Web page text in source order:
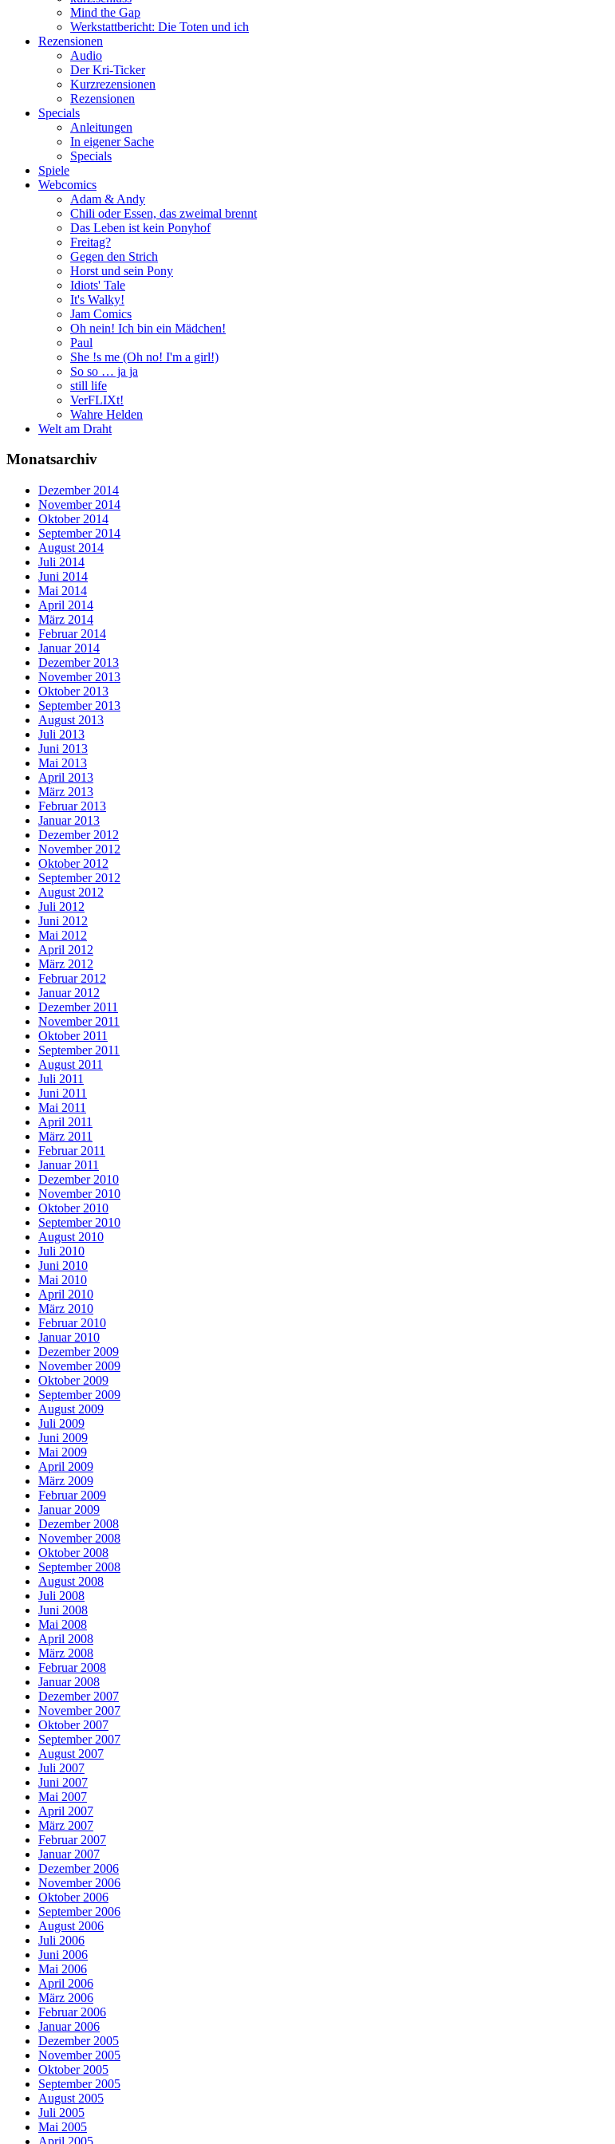
Mind the Gap
Werkstattbericht: Die Toten und ich
Rezensionen
Audio
Der Kri-Ticker
Kurzrezensionen
Rezensionen
Specials
Anleitungen
In eigener Sache
Specials
Spiele
Webcomics
Adam & Andy
Chili oder Essen, das zweimal brennt
Das Leben ist kein Ponyhof
Freitag?
Gegen den Strich
Horst und sein Pony
Idiots' Tale
It's Walky!
Jam Comics
Oh nein! Ich bin ein Mädchen!
Paul
She !s me (Oh no! I'm a girl!)
So so … ja ja
still life
VerFLIXt!
Wahre Helden
Welt am Draht
Monatsarchiv
Dezember 2014
November 2014
Oktober 2014
September 2014
August 2014
Juli 2014
Juni 2014
Mai 2014
April 2014
März 2014
Februar 2014
Januar 2014
Dezember 2013
November 2013
Oktober 2013
September 2013
August 2013
Juli 2013
Juni 2013
Mai 2013
April 2013
März 2013
Februar 2013
Januar 2013
Dezember 2012
November 2012
Oktober 2012
September 2012
August 2012
Juli 2012
Juni 2012
Mai 2012
April 2012
März 2012
Februar 2012
Januar 2012
Dezember 2011
November 2011
Oktober 2011
September 2011
August 2011
Juli 2011
Juni 2011
Mai 2011
April 2011
März 2011
Februar 2011
Januar 2011
Dezember 2010
November 2010
Oktober 2010
September 2010
August 2010
Juli 2010
Juni 2010
Mai 2010
April 2010
März 2010
Februar 2010
Januar 2010
Dezember 2009
November 2009
Oktober 2009
September 2009
August 2009
Juli 2009
Juni 2009
Mai 2009
April 2009
März 2009
Februar 2009
Januar 2009
Dezember 2008
November 2008
Oktober 2008
September 2008
August 2008
Juli 2008
Juni 2008
Mai 2008
April 2008
März 2008
Februar 2008
Januar 2008
Dezember 2007
November 2007
Oktober 2007
September 2007
August 2007
Juli 2007
Juni 2007
Mai 2007
April 2007
März 2007
Februar 2007
Januar 2007
Dezember 2006
November 2006
Oktober 2006
September 2006
August 2006
Juli 2006
Juni 2006
Mai 2006
April 2006
März 2006
Februar 2006
Januar 2006
Dezember 2005
November 2005
Oktober 2005
September 2005
August 2005
Juli 2005
Mai 2005
April 2005